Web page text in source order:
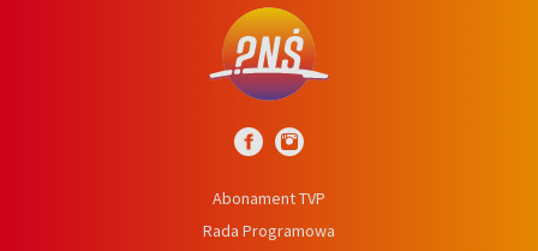
Abonament TVP
Rada Programowa